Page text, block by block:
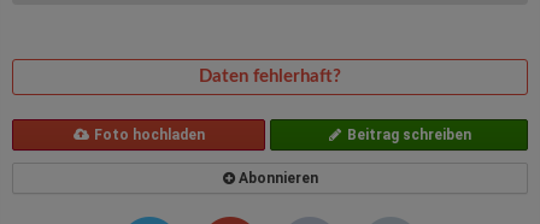
Daten fehlerhaft?
Foto hochladen Beitrag schreiben
Abonnieren
i
o